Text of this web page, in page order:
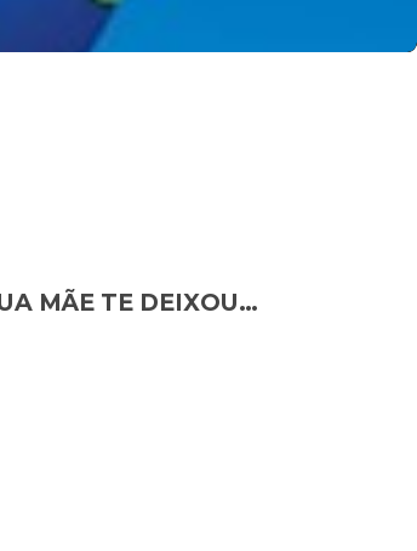
PADRE PIO: SUA MÃE TE DEIXOU UM SINAL ANTES DE PARTIR - E VOCÊ NÃO PERCEBEU